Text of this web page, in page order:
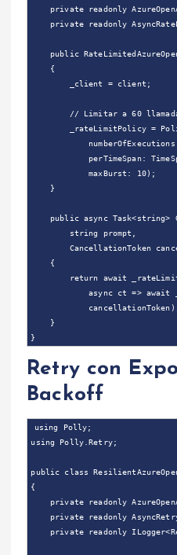
private readonly
private readonly
public
    {
        _client = client;
// Limitar a 60
_rateLimitPolicy =
perTimeSpan:
            maxBurst: 10);
    }
public async Task<string>
        string prompt,
CancellationToken
    {
return await
async ct => await
    }
Retry con
Backoff
using Polly;
using Polly.Retry;
public class
{
private readonly
private readonly
private readonly